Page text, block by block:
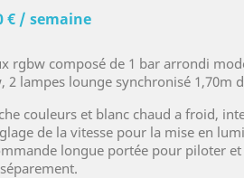
€ / semaine
rgbw composé de 1 bar arrondi
2 lampes lounge synchronisé 1,70m
couleurs et blanc chaud a froid,
de la vitesse pour la mise en
longue portée pour piloter